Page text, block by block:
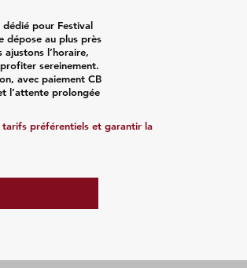
dédié pour Festival
dépose au plus près
l’horaire,
sereinement.
avec paiement CB
l’attente prolongée
tarifs préférentiels et garantir la